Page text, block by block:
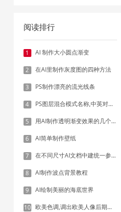
阅读排行
1 AI 制作大小圆点渐变
2 在AI里制作灰度图的四种方法
3 PS制作漂亮的流光线条
4 PS图层混合模式名称,中英对照表
5 用AI制作透明渐变效果的几个方法
6 AI简单制作壁纸
7 在不同尺寸AI文档中建统一参考线 - 方法1：对齐和分布
8 AI制作波点背景教程
9 AI绘制美丽的海底世界
10 欧美色调,调出欧美人像后期色调实例